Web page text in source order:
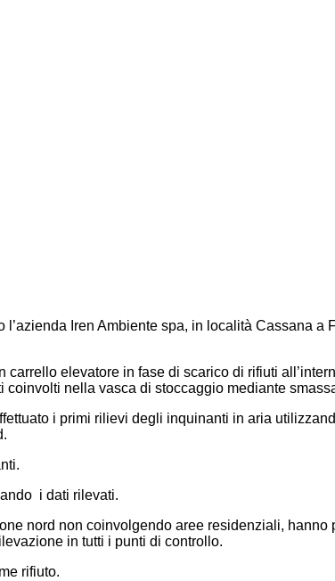
Iren Ambiente spa, in località Cassana a
elevatore in fase di scarico di rifiuti
nella vasca di stoccaggio mediante
i primi rilievi degli inquinanti in aria
i dati rilevati.
nord non coinvolgendo aree residenziali,
in tutti i punti di controllo.
rifiuto.